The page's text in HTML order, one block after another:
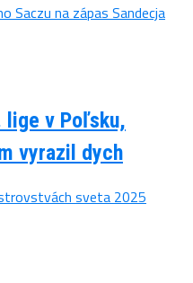
lige v Poľsku,
vyrazil dych